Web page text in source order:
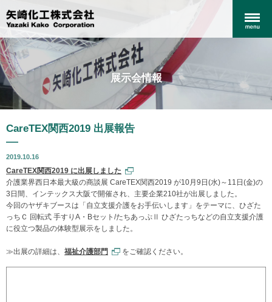
展示会情報
CareTEX関西2019 出展報告
2019.10.16
CareTEX関西2019 に出展しました
介護業界西日本最大級の商談展 CareTEX関西2019 が10月9日(水)～11日(金)の
3日間、インテックス大阪で開催され、主要企業210社が出展しました。
今回のヤザキブースは「自立支援介護をお手伝いします」をテーマに、ひざた
っちＣ 回転式 手すりA・Bセット/たちあっぷⅡ ひざたっちなどの自立支援介護
に役立つ製品の体験型展示をしました。
≫出展の詳細は、 福祉介護部門 をご確認ください。